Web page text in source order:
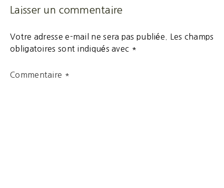
Laisser un commentaire
Votre adresse e-mail ne sera pas publiée.
Les champs
obligatoires sont indiqués avec *
Commentaire *